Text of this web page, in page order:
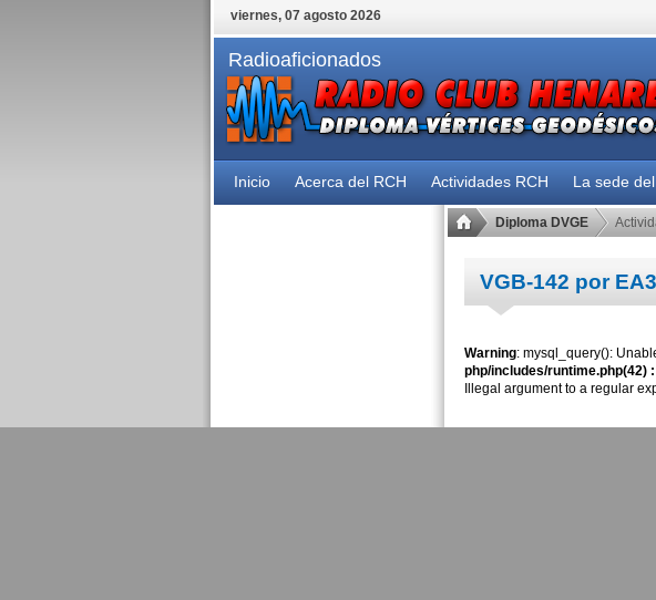
viernes, 07 agosto 2026
Radioaficionados
Inicio Acerca del RCH Actividades RCH La sede
Diploma DVGE
VGB-142 por
Warning: mysql_query():
php/includes/runtime.php(42)
Illegal argument to a regular